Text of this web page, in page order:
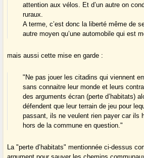
attention aux vélos. Et d’un autre on
ruraux.
A terme, c’est donc la liberté même de
autre moyen qu’une automobile qui est
mais aussi cette mise en garde :
"Ne pas jouer les citadins qui viennent
sans connaitre leur monde et leurs
des arguments écran (perte d’habitats)
défendent que leur terrain de jeu pour
passant, ils ne veulent rien payer car ils
hors de la commune en question."
La "perte d’habitats" mentionnée ci-dessus